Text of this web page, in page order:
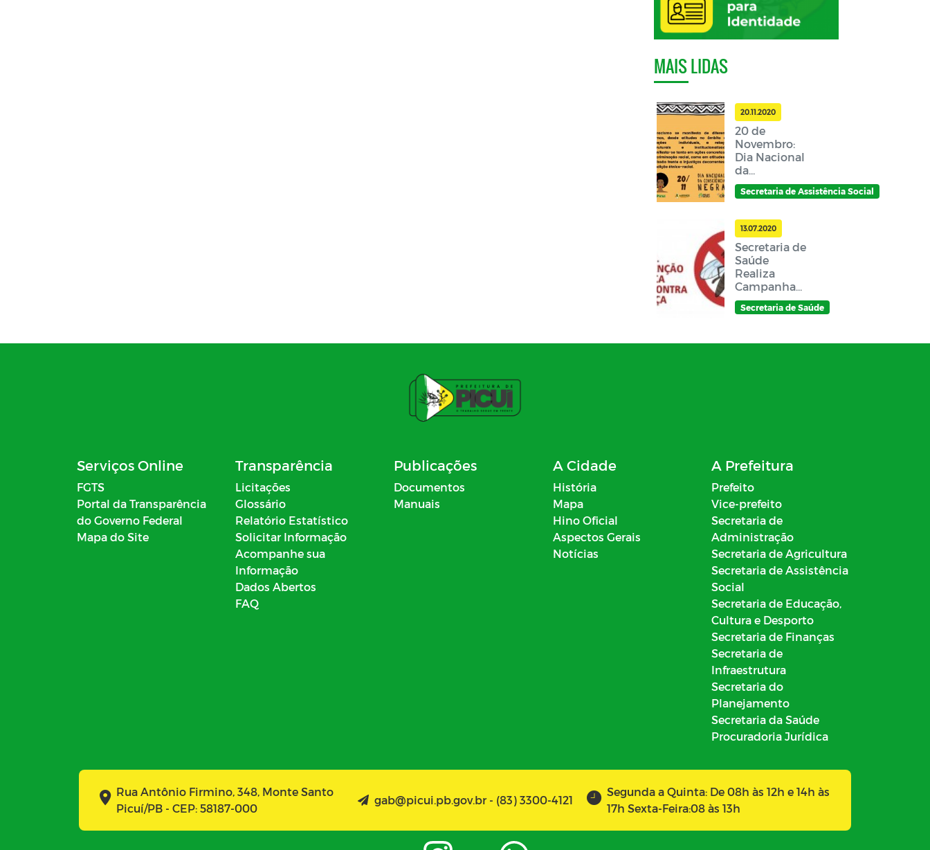
MAIS LIDAS
20.11.2020
20 de
Novembro:
Dia Nacional
da
Consciência
Negra
Secretaria de Assistência Social
13.07.2020
Secretaria de
Saúde
Realiza
Campanha
de Combate
à Dengue no
Secretaria de Saúde
Serviços Online
FGTS
Portal da Transparência
do Governo Federal
Mapa do Site
Transparência
Licitações
Glossário
Relatório Estatístico
Solicitar Informação
Acompanhe sua
Informação
Dados Abertos
FAQ
Publicações
Documentos
Manuais
A Cidade
História
Mapa
Hino Oficial
Aspectos Gerais
Notícias
A Prefeitura
Prefeito
Vice-prefeito
Secretaria de
Administração
Secretaria de Agricultura
Secretaria de Assistência
Social
Secretaria de Educação,
Cultura e Desporto
Secretaria de Finanças
Secretaria de
Infraestrutura
Secretaria do
Planejamento
Secretaria da Saúde
Procuradoria Jurídica
Rua Antônio Firmino, 348, Monte Santo
Picuí/PB - CEP: 58187-000
gab@picui.pb.gov.br - (83) 3300-4121
Segunda a Quinta: De 08h às 12h e 14h às
17h Sexta-Feira:08 às 13h